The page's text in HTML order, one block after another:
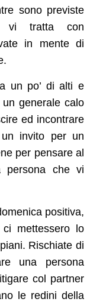
sono previste
vi tratta con
in mente di
un po’ di alti e
generale calo
ed incontrare
invito per un
per pensare al
persona che vi
positiva,
mettessero lo
Rischiate di
una persona
col partner
le redini della